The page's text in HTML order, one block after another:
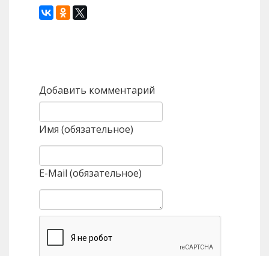
Добавить комментарий
Имя (обязательное)
E-Mail (обязательное)